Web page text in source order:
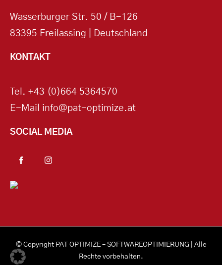
Wasserburger Str. 50 / B-126
83395 Freilassing | Deutschland
KONTAKT
Tel. +43 (0)664 5364570
E-Mail info@pat-optimize.at
SOCIAL MEDIA
© Copyright PAT OPTIMIZE – SOFTWAREOPTIMIERUNG | Alle
Rechte vorbehalten.